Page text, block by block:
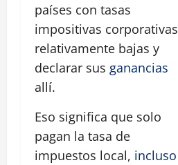
países con tasas
impositivas corporativas
relativamente bajas y
declarar sus ganancias
allí.
Eso significa que solo
pagan la tasa de
impuestos local, incluso